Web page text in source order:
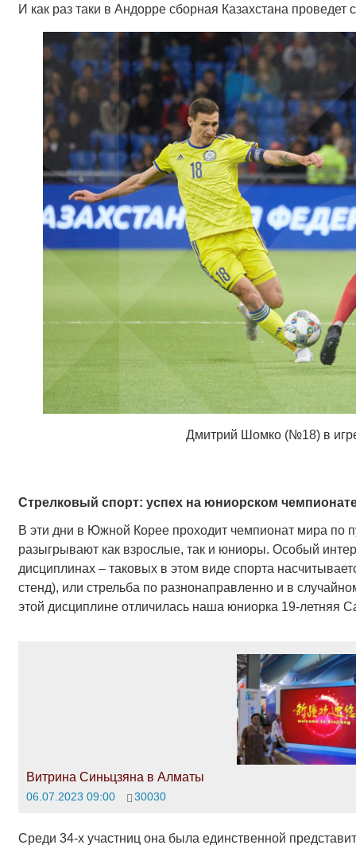
И как раз таки в Андорре сборная Казахстана проведет
Дмитрий Шомко (№18) в
Стрелковый спорт: успех на юниорском
В эти дни в Южной Корее проходит чемпионат мира по
разыгрывают как взрослые, так и юниоры. Особый
дисциплинах – таковых в этом виде спорта
стенд), или стрельба по разнонаправленно и в
этой дисциплине отличилась наша юниорка 19-летняя
Витрина Синьцзяна в Алматы
06.07.2023 09:00 30030
Среди 34-х участниц она была единственной